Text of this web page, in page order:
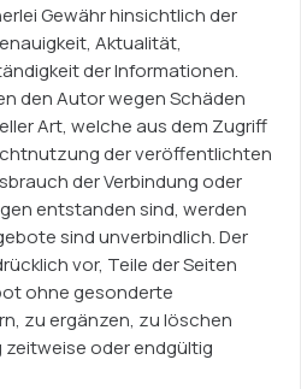
Gewähr hinsichtlich der
Aktualität,
der Informationen.
den Autor wegen Schäden
Art, welche aus dem Zugriff
der veröffentlichten
der Verbindung oder
entstanden sind, werden
sind unverbindlich. Der
vor, Teile der Seiten
ohne gesonderte
zu ergänzen, zu löschen
oder endgültig